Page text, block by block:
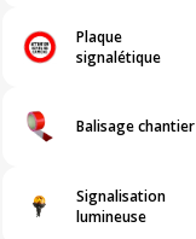
Plaque
signalétique
Balisage chantier
Signalisation
lumineuse